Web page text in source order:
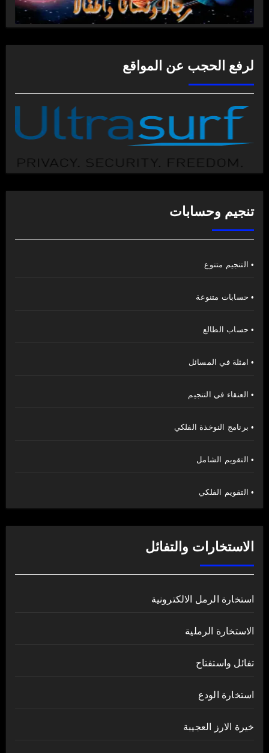
لرفع الحجب عن المواقع
تنجيم وحسابات
• التنجيم متنوع
• حسابات متنوعة
• حساب الطالع
• امثلة في المسائل
• العنقاء في التنجيم
• برنامج النوخذة الفلكي
• التقويم الشامل
• التقويم الفلكي
الاستخارات والتفائل
استخارة الرمل الالكترونية
الاستخارة الرملية
تفائل واستفتاح
استخارة الودع
خيرة الارز العجيبة